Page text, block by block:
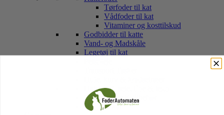
Tørfoder til kat
Vådfoder til kat
Vitaminer og kosttilskud
Godbidder til katte
Vand- og Madskåle
Legetøj til kat
Halsbånd, sele, line & tegn
Kattebakker & tilbehør
Højtider kat